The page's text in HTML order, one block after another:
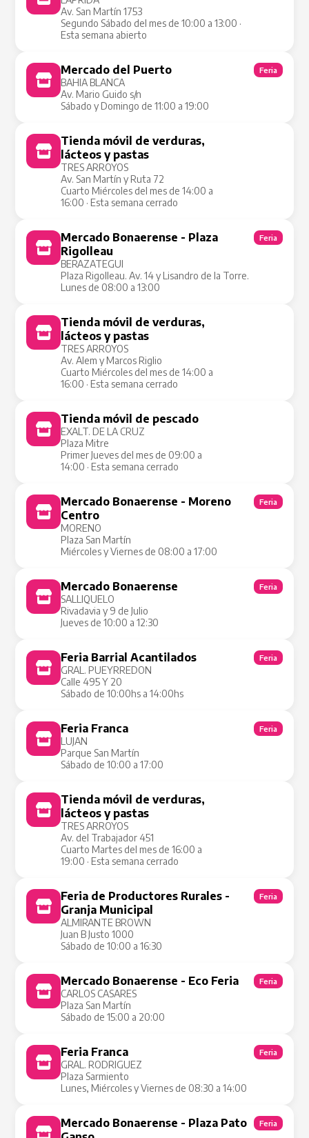
Av. San Martín 1753
Segundo Sábado del mes de 10:00 a 13:00 ·
Esta semana abierto
Mercado del Puerto
BAHIA BLANCA
Av. Mario Guido s/n
Sábado y Domingo de 11:00 a 19:00
Feria
Tienda móvil de verduras,
lácteos y pastas
TRES ARROYOS
Av. San Martín y Ruta 72
Cuarto Miércoles del mes de 14:00 a
16:00 · Esta semana cerrado
Mercado Bonaerense - Plaza
Rigolleau
BERAZATEGUI
Plaza Rigolleau. Av. 14 y Lisandro de la Torre.
Lunes de 08:00 a 13:00
Feria
Tienda móvil de verduras,
lácteos y pastas
TRES ARROYOS
Av. Alem y Marcos Riglio
Cuarto Miércoles del mes de 14:00 a
16:00 · Esta semana cerrado
Tienda móvil de pescado
EXALT. DE LA CRUZ
Plaza Mitre
Primer Jueves del mes de 09:00 a
14:00 · Esta semana cerrado
Mercado Bonaerense - Moreno
Centro
MORENO
Plaza San Martín
Miércoles y Viernes de 08:00 a 17:00
Feria
Mercado Bonaerense
SALLIQUELO
Rivadavia y 9 de Julio
Jueves de 10:00 a 12:30
Feria
Feria Barrial Acantilados
GRAL. PUEYRREDON
Calle 495 Y 20
Sábado de 10:00hs a 14:00hs
Feria
Feria Franca
LUJAN
Parque San Martín
Sábado de 10:00 a 17:00
Feria
Tienda móvil de verduras,
lácteos y pastas
TRES ARROYOS
Av. del Trabajador 451
Cuarto Martes del mes de 16:00 a
19:00 · Esta semana cerrado
Feria de Productores Rurales -
Granja Municipal
ALMIRANTE BROWN
Juan B Justo 1000
Sábado de 10:00 a 16:30
Feria
Mercado Bonaerense - Eco Feria
CARLOS CASARES
Plaza San Martín
Sábado de 15:00 a 20:00
Feria
Feria Franca
GRAL. RODRIGUEZ
Plaza Sarmiento
Lunes, Miércoles y Viernes de 08:30 a 14:00
Feria
Mercado Bonaerense - Plaza Pato
Feria